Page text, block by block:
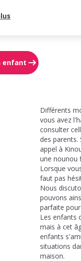
enfant
Différents
vous avez
consulter
des
appel à
une nounou
Lorsque
faut pas
Nous
pouvons
parfaite
Les enfants
mais à cet
enfants
situations
maison.